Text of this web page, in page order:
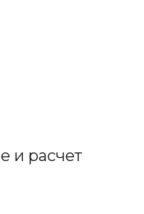
и расчет